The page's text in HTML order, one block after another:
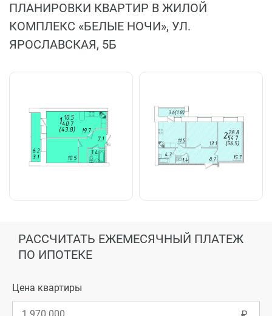
ПЛАНИРОВКИ КВАРТИР В ЖИЛОЙ
КОМПЛЕКС «БЕЛЫЕ НОЧИ», УЛ.
ЯРОСЛАВСКАЯ, 5Б
РАССЧИТАТЬ ЕЖЕМЕСЯЧНЫЙ ПЛАТЕЖ
ПО ИПОТЕКЕ
Цена квартиры